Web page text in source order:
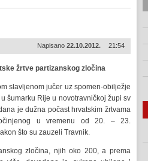
Napisano 22.10.2012. 21:54
žrtve partizanskog zločina
slavljenom jučer uz spomen-obilježje
šumarku Rije u novotravničkoj župi sv
je dužna počast hrvatskim žrtvama
u vremenu od 20. – 23.
što su zauzeli Travnik.
zločina, njih oko 200, a prema